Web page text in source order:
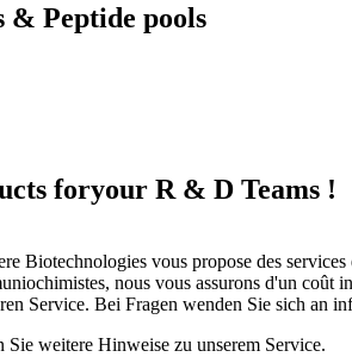
Peptide pools
foryour R & D Teams !
Biotechnologies vous propose des
nous vous assurons d'un coût
Service. Bei Fragen wenden Sie sich an
Sie weitere Hinweise zu unserem Service.